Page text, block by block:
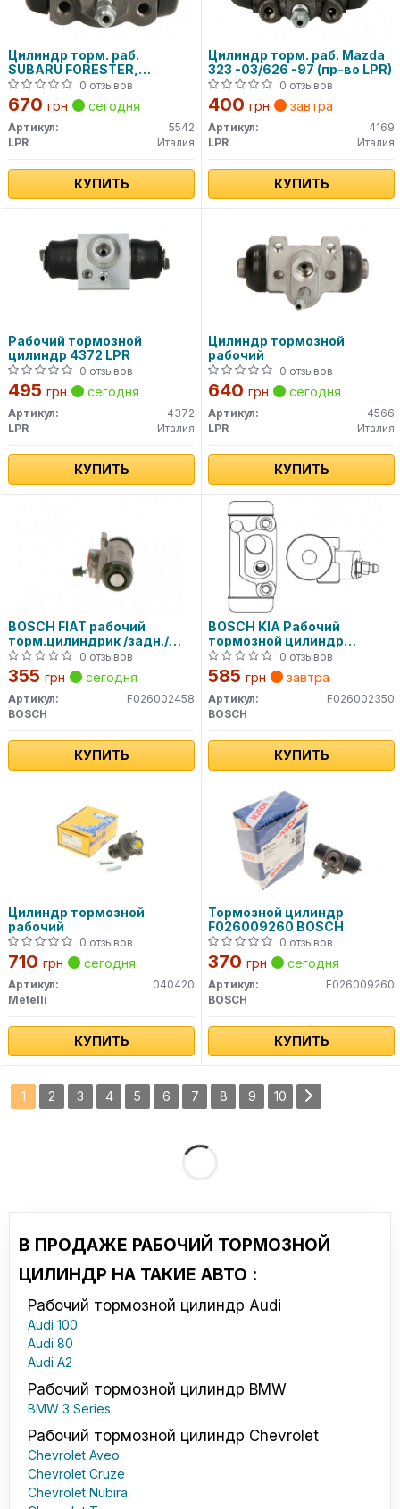
Цилиндр торм. раб.
SUBARU FORESTER,
IMPREZA, LEGACY (пр-во
LPR)
0 отзывов
670 грн сегодня
Артикул:
5542
LPR
Италия
КУПИТЬ
Цилиндр торм. раб. Mazda
323 -03/626 -97 (пр-во LPR)
0 отзывов
400 грн завтра
Артикул:
4169
LPR
Италия
КУПИТЬ
Рабочий тормозной
цилиндр 4372 LPR
0 отзывов
495 грн сегодня
Артикул:
4372
LPR
Италия
КУПИТЬ
Цилиндр тормозной
рабочий
0 отзывов
640 грн сегодня
Артикул:
4566
LPR
Италия
КУПИТЬ
BOSCH FIAT рабочий
торм.цилиндрик /задн./
Tempra,Tipo0 отзывов
355 грн сегодня
Артикул:
F026002458
BOSCH
КУПИТЬ
BOSCH KIA Рабочий
тормозной цилиндр
SPORTAGE K00 94-
0 отзывов
585 грн завтра
Артикул:
F026002350
BOSCH
КУПИТЬ
Цилиндр тормозной
рабочий
0 отзывов
710 грн сегодня
Артикул:
040420
Metelli
КУПИТЬ
Тормозной цилиндр
F026009260 BOSCH
0 отзывов
370 грн сегодня
Артикул:
F026009260
BOSCH
КУПИТЬ
1 2 3 4 5 6 7 8 9 10
В ПРОДАЖЕ РАБОЧИЙ ТОРМОЗНОЙ
ЦИЛИНДР НА ТАКИЕ АВТО :
Рабочий тормозной цилиндр Audi
Audi 100
Audi 80
Audi A2
Рабочий тормозной цилиндр BMW
BMW 3 Series
Рабочий тормозной цилиндр Chevrolet
Chevrolet Aveo
Chevrolet Cruze
Chevrolet Nubira